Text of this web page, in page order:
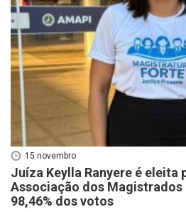
15 novembro
Juíza Keylla Ranyere é eleita
Associação dos Magistrados
98,46% dos votos